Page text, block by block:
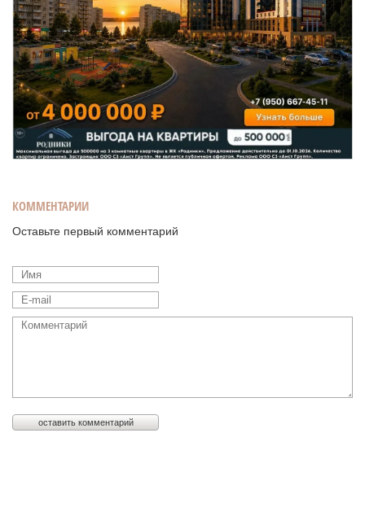
КОММЕНТАРИИ
Оставьте первый комментарий